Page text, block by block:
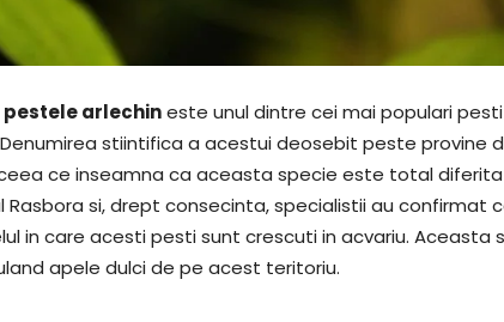
pestele arlechineste unul dintre cei mai populari
stiintifica a acestui deosebit peste provine
ce inseamna ca aceasta specie este total
si, drept consecinta, specialistii au confirmat
in care acesti pesti sunt crescuti in acvariu. Aceasta
apele dulci de pe acest teritoriu.